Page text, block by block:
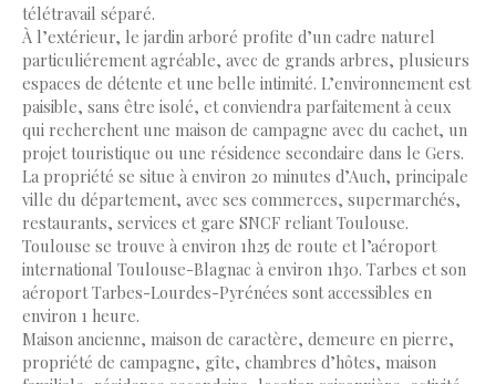
télétravail séparé.
À l’extérieur, le jardin arboré profite d’un cadre naturel
particuliérement agréable, avec de grands arbres, plusieurs
espaces de détente et une belle intimité. L’environnement est
paisible, sans être isolé, et conviendra parfaitement à ceux
qui recherchent une maison de campagne avec du cachet, un
projet touristique ou une résidence secondaire dans le Gers.
La propriété se situe à environ 20 minutes d’Auch, principale
ville du département, avec ses commerces, supermarchés,
restaurants, services et gare SNCF reliant Toulouse.
Toulouse se trouve à environ 1h25 de route et l’aéroport
international Toulouse-Blagnac à environ 1h30. Tarbes et son
aéroport Tarbes-Lourdes-Pyrénées sont accessibles en
environ 1 heure.
Maison ancienne, maison de caractère, demeure en pierre,
propriété de campagne, gîte, chambres d’hôtes, maison